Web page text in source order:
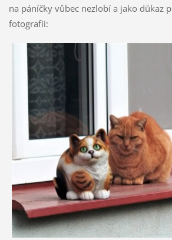
na páníčky vůbec nezlobí a jako důkaz
fotografii: